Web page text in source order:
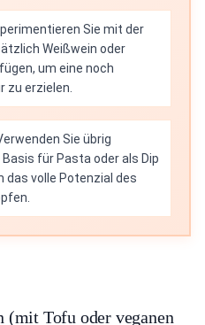
Sie mit der
Weißwein oder
um eine noch
zu erzielen.
Sie übrig
für Pasta oder als Dip
das volle Potenzial des
(mit Tofu oder veganen